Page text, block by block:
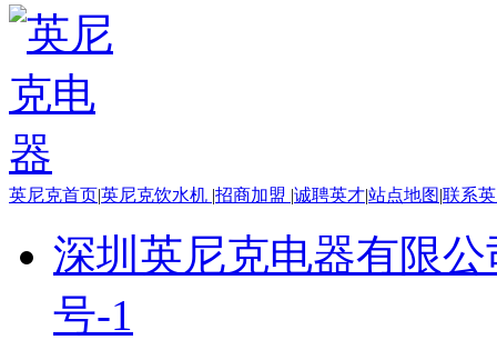
英尼克首页|英尼克饮水机 |招商加盟 |诚聘英才|站点地图|联系
深圳英尼克电器有限
号-1